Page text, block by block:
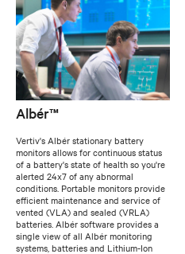
Albér™
Vertiv's Albér stationary battery
monitors allows for continuous status
of a battery's state of health so you're
alerted 24x7 of any abnormal
conditions. Portable monitors provide
efficient maintenance and service of
vented (VLA) and sealed (VRLA)
batteries. Albér software provides a
single view of all Albér monitoring
systems, batteries and Lithium-Ion